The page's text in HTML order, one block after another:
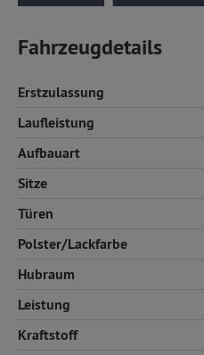
Fahrzeugdetails
Erstzulassung
Laufleistung
Aufbauart
Sitze
Türen
Polster/Lackfarbe
Hubraum
Leistung
Kraftstoff